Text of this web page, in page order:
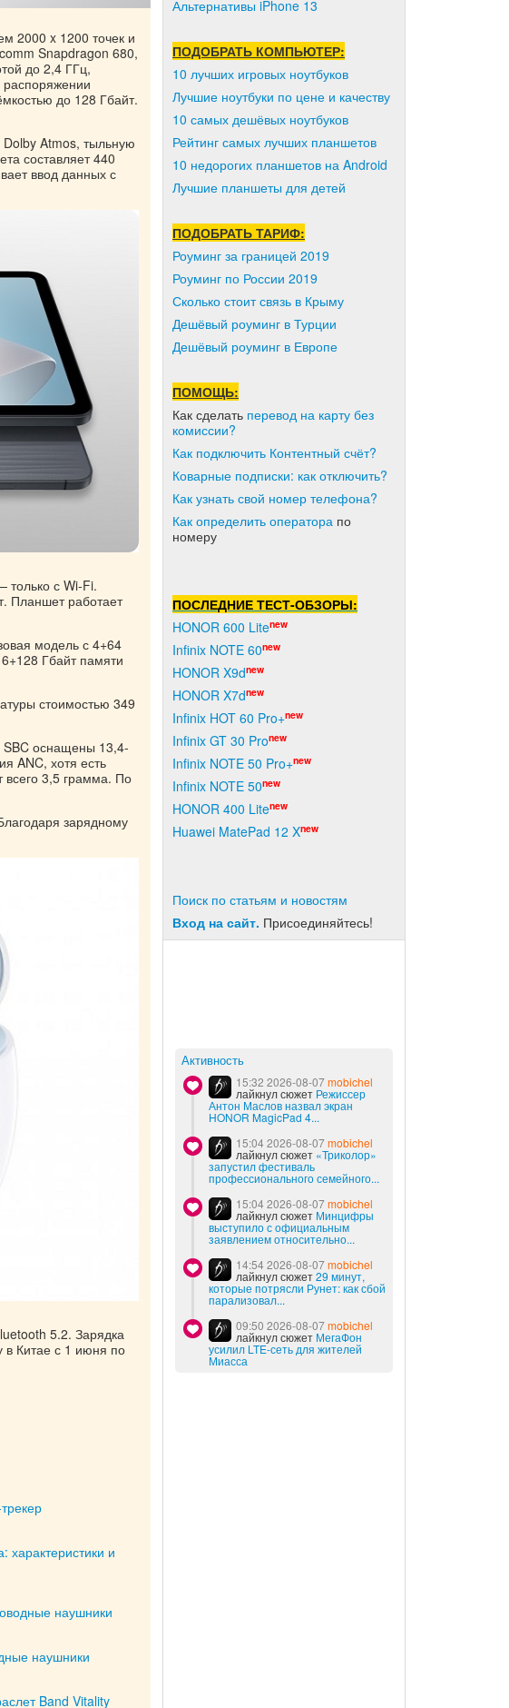
2000 x 1200 точек и
Snapdragon 680,
до 2,4 ГГц,
до 128 Гбайт.
Atmos, тыльную
составляет 440
ввод данных с
только с Wi-Fi.
Планшет работает
модель с 4+64
Гбайт памяти
стоимостью 349
SBC оснащены 13,4-
ANC, хотя есть
3,5 грамма. По
зарядному
5.2. Зарядка
в Китае с 1 июня по
характеристики и
наушники
наушники
Band Vitality
Альтернативы iPhone 13
ПОДОБРАТЬ КОМПЬЮТЕР:
10 лучших игровых ноутбуков
Лучшие ноутбуки по цене и качеству
10 самых дешёвых ноутбуков
Рейтинг самых лучших планшетов
10 недорогих планшетов на Android
Лучшие планшеты для детей
ПОДОБРАТЬ ТАРИФ:
Роуминг за границей 2019
Роуминг по России 2019
Сколько стоит связь в Крыму
Дешёвый роуминг в Турции
Дешёвый роуминг в Европе
ПОМОЩЬ:
Как сделать перевод на карту без
комиссии?
Как подключить Контентный счёт?
Коварные подписки: как отключить?
Как узнать свой номер телефона?
Как определить оператора по
номеру
ПОСЛЕДНИЕ ТЕСТ-ОБЗОРЫ:
HONOR 600 Litenew
Infinix NOTE 60new
HONOR X9dnew
HONOR X7dnew
Infinix HOT 60 Pro+new
Infinix GT 30 Pronew
Infinix NOTE 50 Pro+new
Infinix NOTE 50new
HONOR 400 Litenew
Huawei MatePad 12 Xnew
Поиск по статьям и новостям
Вход на сайт. Присоединяйтесь!
Активность
15:32 2026-08-07mobichel
лайкнул сюжет Режиссер
Антон Маслов назвал экран
HONOR MagicPad 4...
15:04 2026-08-07mobichel
лайкнул сюжет «Триколор»
запустил фестиваль
профессионального семейного...
15:04 2026-08-07mobichel
лайкнул сюжет Минцифры
выступило с официальным
заявлением относительно...
14:54 2026-08-07mobichel
лайкнул сюжет29 минут,
которые потрясли Рунет: как сбой
парализовал...
09:50 2026-08-07mobichel
лайкнул сюжет МегаФон
усилил LTE-сеть для жителей
Миасса